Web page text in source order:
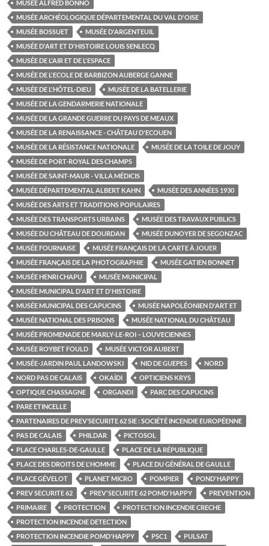
MUSÉE ALFRED BONNO
MUSÉE ARCHÉOLOGIQUE DÉPARTEMENTAL DU VAL D'OISE
MUSÉE BOSSUET
MUSÉE D'ARGENTEUIL
MUSÉE D'ART ET D'HISTOIRE LOUIS SENLECQ
MUSÉE DE L'AIR ET DE L'ESPACE
MUSÉE DE L'ECOLE DE BARBIZON AUBERGE GANNE
MUSÉE DE L'HÔTEL-DIEU
MUSÉE DE LA BATELLERIE
MUSÉE DE LA GENDARMERIE NATIONALE
MUSÉE DE LA GRANDE GUERRE DU PAYS DE MEAUX
MUSÉE DE LA RENAISSANCE - CHÂTEAU D'ECOUEN
MUSÉE DE LA RÉSISTANCE NATIONALE
MUSÉE DE LA TOILE DE JOUY
MUSÉE DE PORT-ROYAL DES CHAMPS
MUSÉE DE SAINT-MAUR - VILLA MÉDICIS
MUSÉE DÉPARTEMENTAL ALBERT KAHN
MUSÉE DES ANNÉES 1930
MUSÉE DES ARTS ET TRADITIONS POPULAIRES
MUSÉE DES TRANSPORTS URBAINS
MUSÉE DES TRAVAUX PUBLICS
MUSÉE DU CHÂTEAU DE DOURDAN
MUSÉE DUNOYER DE SEGONZAC
MUSÉE FOURNAISE
MUSÉE FRANÇAIS DE LA CARTE À JOUER
MUSÉE FRANÇAIS DE LA PHOTOGRAPHIE
MUSÉE GATIEN BONNET
MUSÉE HENRI CHAPU
MUSÉE MUNICIPAL
MUSÉE MUNICIPAL D'ART ET D'HISTOIRE
MUSÉE MUNICIPAL DES CAPUCINS
MUSÉE NAPOLÉONIEN D'ART ET
MUSÉE NATIONAL DES PRISONS
MUSÉE NATIONAL DU CHÂTEAU
MUSÉE PROMENADE DE MARLY-LE-ROI – LOUVECIENNES
MUSÉE ROYBET FOULD
MUSÉE VICTOR AUBERT
MUSÉE-JARDIN PAUL LANDOWSKI
NID DE GUEPES
NORD
NORD PAS DE CALAIS
OKAÏDI
OPTICIENS KRYS
OPTIQUE CHASSAGNE
ORGANDI
PARC DES CAPUCINS
PARE ETINCELLE
PARTENAIRES DE PREV’SECURITE 62 SIE : SOCIÉTÉ INCENDIE EUROPÉENNE
PAS DE CALAIS
PHILDAR
PICTOSOL
PLACE CHARLES-DE-GAULLE
PLACE DE LA RÉPUBLIQUE
PLACE DES DROITS DE L'HOMME
PLACE DU GÉNÉRAL DE GAULLE
PLACE GÉVELOT
PLANET MICRO POMPIER
POND'HAPPY
PREV SECURITE 62
PREV'SECURITE 62 POMD'HAPPY
PREVENTION
PRIMAIRE
PROTECTION
PROTECTION INCENDIE CRECHE
PROTECTION INCENDIE DETECTION
PROTECTION INCENDIE POMD'HAPPY
PSC1
PULSAT